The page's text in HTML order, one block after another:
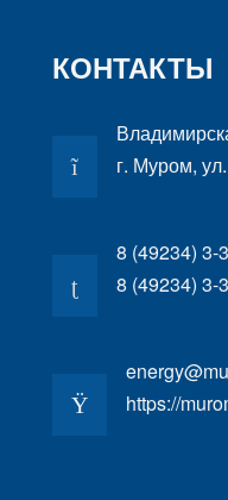
КОНТАКТЫ
г. Муром,
8 (49234) 3-
8 (49234) 3-
https://